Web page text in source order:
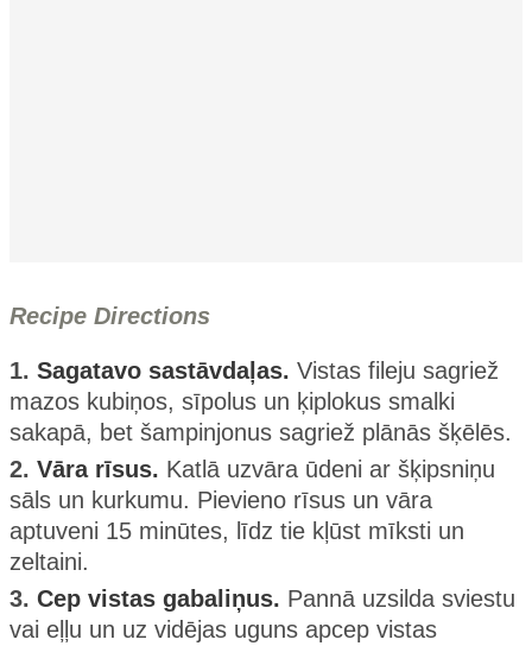
Recipe Directions
1. Sagatavo sastāvdaļas. Vistas fileju sagriež
mazos kubiņos, sīpolus un ķiplokus smalki
sakapā, bet šampinjonus sagriež plānās šķēlēs.
2. Vāra rīsus. Katlā uzvāra ūdeni ar šķipsniņu
sāls un kurkumu. Pievieno rīsus un vāra
aptuveni 15 minūtes, līdz tie kļūst mīksti un
zeltaini.
3. Cep vistas gabaliņus. Pannā uzsilda sviestu
vai eļļu un uz vidējas uguns apcep vistas